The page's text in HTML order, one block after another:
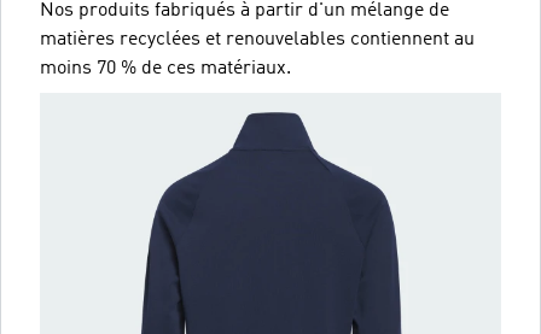
Nos produits fabriqués à partir d'un mélange de
matières recyclées et renouvelables contiennent au
moins 70 % de ces matériaux.